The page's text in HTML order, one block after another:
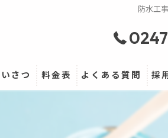
防水工
さつ 料金表 よくある質問 採